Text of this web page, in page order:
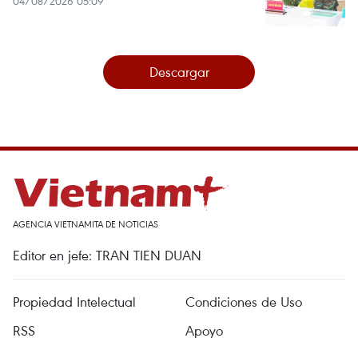
Descargar
AGENCIA VIETNAMITA DE NOTICIAS
Editor en jefe: TRAN TIEN DUAN
Propiedad Intelectual
Condiciones de Uso
RSS
Apoyo